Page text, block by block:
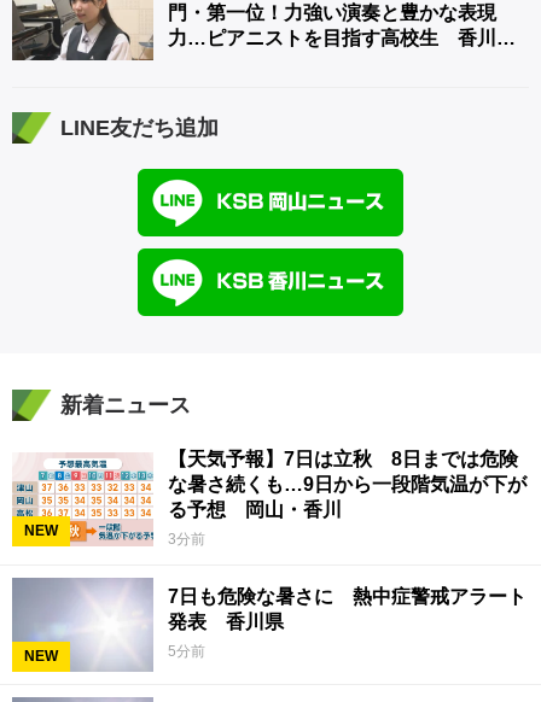
門・第一位！力強い演奏と豊かな表現
力…ピアニストを目指す高校生 香川
LINE友だち追加
新着ニュース
NEW
【天気予報】7日は立秋 8日までは危険
な暑さ続くも…9日から一段階気温が下が
る予想 岡山・香川
3分前
NEW
7日も危険な暑さに 熱中症警戒アラート
発表 香川県
5分前